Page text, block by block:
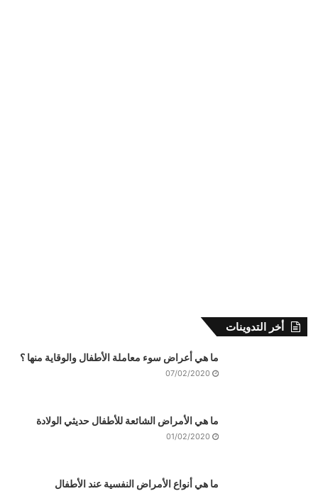
أخر التدوينات
ما هي أعراض سوء معاملة الأطفال والوقاية منها ؟
07/02/2020
ما هي الأمراض الشائعة للأطفال حديثي الولادة
01/02/2020
ما هي أنواع الأمراض النفسية عند الأطفال